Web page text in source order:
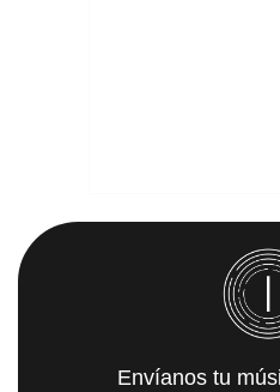
Envíanos tu